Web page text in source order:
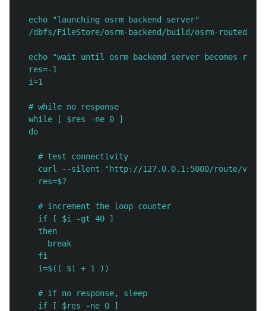
  echo
"launching osrm backend server"
/dbfs/FileStore/osrm-backend/build/osrm-routed
  echo
"wait until osrm backend server becomes
  res=-1
  i=1
  # while no response
  while [ $res -ne 0 ]
  do
    # test connectivity
    curl --silent
" http://127.0.0.1:5000/route/v1/
    res=$?
    # increment the loop counter
    if [ $i -gt 40 ]
    then
      break
    fi
    i=$(( $i + 1 ))
    # if no response, sleep
    if [ $res -ne 0 ]